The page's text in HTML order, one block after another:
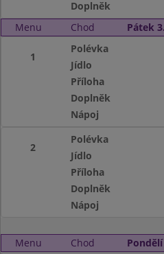
Doplněk
Menu
Chod Pátek
1
Polévka
Jídlo
Příloha
Doplněk
Nápoj
2
Polévka
Jídlo
Příloha
Doplněk
Nápoj
Menu Chod Pondělí